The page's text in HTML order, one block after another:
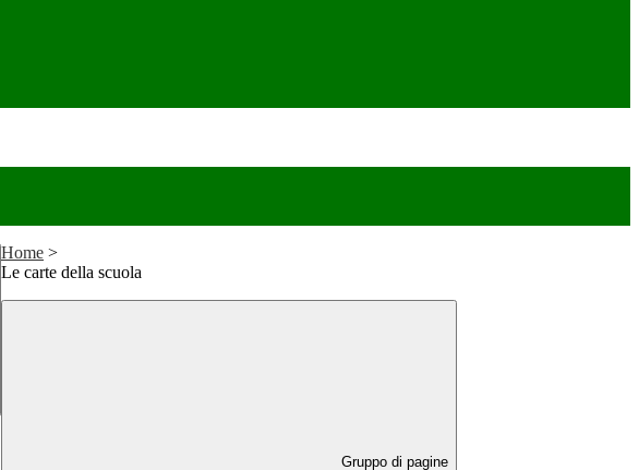
Home >
Le carte della scuola
Gruppo di pagine